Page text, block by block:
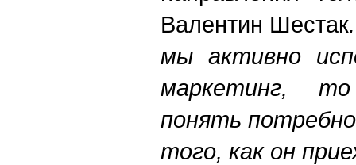
Валентин Шестак
мы активно
маркетинг,
понять
того, как он